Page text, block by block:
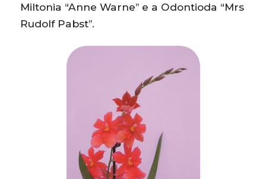
Miltonia “Anne Warne” e a Odontioda “Mrs
Rudolf Pabst”.